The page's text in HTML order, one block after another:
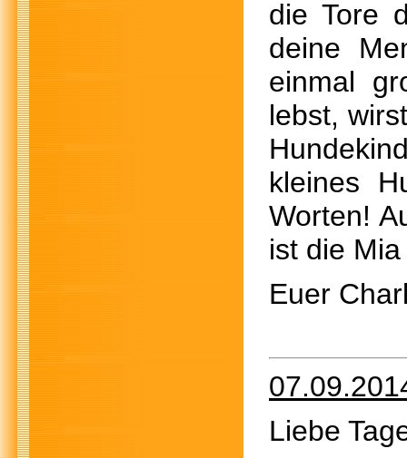
die Tore
deine
einmal
lebst,
kleines
Worten!
ist die
Euer
Liebe